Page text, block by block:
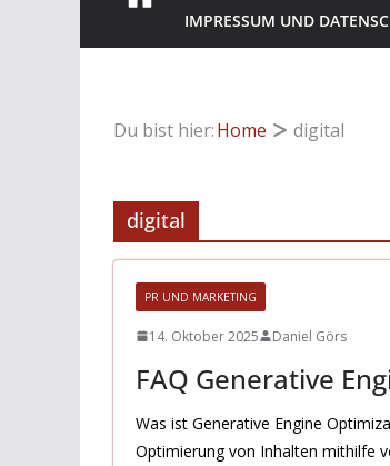
IMPRESSUM UND
Du bist hier:Home digital
digital
PR UND MARKETING
14. Oktober 2025 Daniel Görs
FAQ Generative
Was ist Generative Engine
Optimierung von Inhalten mithilfe